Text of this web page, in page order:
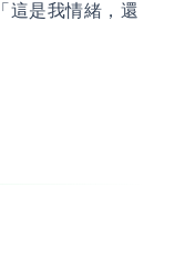
這是我情緒，還